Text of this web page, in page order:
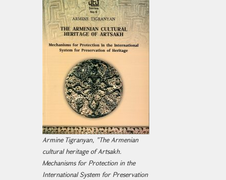
Armine Tigranyan, "The Armenian
cultural heritage of Artsakh.
Mechanisms for Protection in the
International System for Preservation